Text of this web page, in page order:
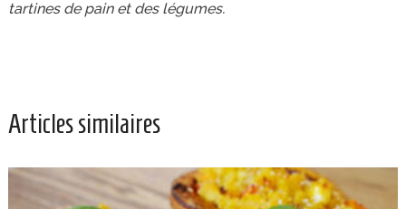
tartines de pain et des légumes.
Articles similaires